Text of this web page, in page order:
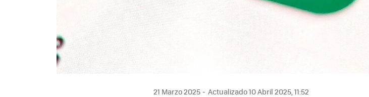
21 Marzo 2025 Actualizado 10 Abril 2025, 11:52